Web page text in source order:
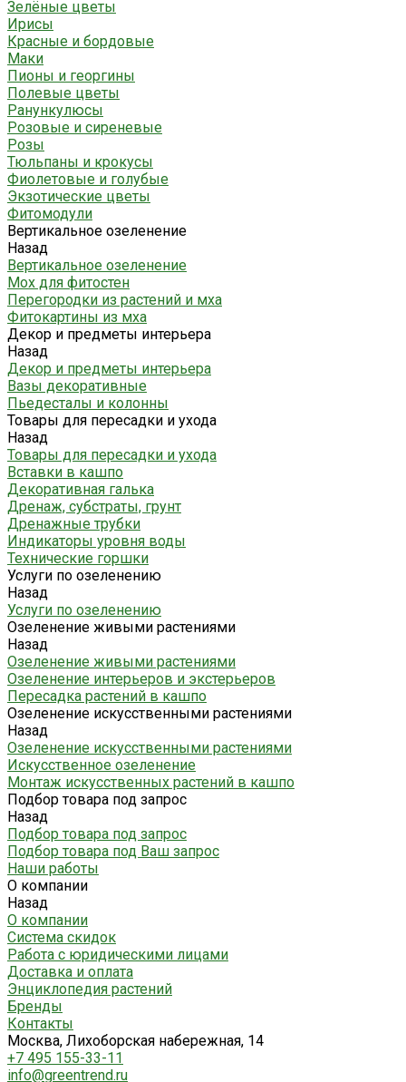
Зелёные цветы
Ирисы
Красные и бордовые
Маки
Пионы и георгины
Полевые цветы
Ранункулюсы
Розовые и сиреневые
Розы
Тюльпаны и крокусы
Фиолетовые и голубые
Экзотические цветы
Фитомодули
Вертикальное озеленение
Назад
Вертикальное озеленение
Мох для фитостен
Перегородки из растений и мха
Фитокартины из мха
Декор и предметы интерьера
Назад
Декор и предметы интерьера
Вазы декоративные
Пьедесталы и колонны
Товары для пересадки и ухода
Назад
Товары для пересадки и ухода
Вставки в кашпо
Декоративная галька
Дренаж, субстраты, грунт
Дренажные трубки
Индикаторы уровня воды
Технические горшки
Услуги по озеленению
Назад
Услуги по озеленению
Озеленение живыми растениями
Назад
Озеленение живыми растениями
Озеленение интерьеров и экстерьеров
Пересадка растений в кашпо
Озеленение искусственными растениями
Назад
Озеленение искусственными растениями
Искусственное озеленение
Монтаж искусственных растений в кашпо
Подбор товара под запрос
Назад
Подбор товара под запрос
Подбор товара под Ваш запрос
Наши работы
О компании
Назад
О компании
Система скидок
Работа с юридическими лицами
Доставка и оплата
Энциклопедия растений
Бренды
Контакты
Москва, Лихоборская набережная, 14
+7 495 155-33-11
info@greentrend.ru